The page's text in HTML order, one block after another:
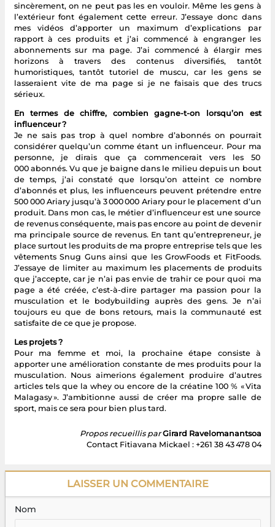
sincèrement, on ne peut pas les en vouloir. Même les gens à
l’extérieur font également cette erreur. J’essaye donc dans
mes vidéos d’apporter un maximum d’explications par
rapport à ces produits et j’ai commencé à engranger les
abonnements sur ma page. J’ai commencé à élargir mes
horizons à travers des contenus diversifiés, tantôt
humoristiques, tantôt tutoriel de muscu, car les gens se
lasseraient vite de ma page si je ne faisais que des trucs
sérieux.
En termes de chiffre, combien gagne-t-on lorsqu’on est
influenceur ?
Je ne sais pas trop à quel nombre d’abonnés on pourrait
considérer quelqu’un comme étant un influenceur. Pour ma
personne, je dirais que ça commencerait vers les 50
000 abonnés. Vu que je baigne dans le milieu depuis un bout
de temps, j’ai constaté que lorsqu’on atteint ce nombre
d’abonnés et plus, les influenceurs peuvent prétendre entre
500 000 Ariary jusqu’à 3 000 000 Ariary pour le placement d’un
produit. Dans mon cas, le métier d’influenceur est une source
de revenus conséquente, mais pas encore au point de devenir
ma principale source de revenus. En tant qu’entrepreneur, je
place surtout les produits de ma propre entreprise tels que les
vêtements Snug Guns ainsi que les GrowFoods et FitFoods.
J’essaye de limiter au maximum les placements de produits
que j’accepte, car je n’ai pas envie de trahir ce pour quoi ma
page a été créée, c’est-à-dire partager ma passion pour la
musculation et le bodybuilding auprès des gens. Je n’ai
toujours eu que de bons retours, mais la communauté est
satisfaite de ce que je propose.
Les projets ?
Pour ma femme et moi, la prochaine étape consiste à
apporter une amélioration constante de mes produits pour la
musculation. Nous aimerions également produire d’autres
articles tels que la whey ou encore de la créatine 100 % « Vita
Malagasy ». J’ambitionne aussi de créer ma propre salle de
sport, mais ce sera pour bien plus tard.
Propos recueillis par Girard Ravelomanantsoa
Contact Fitiavana Mickael : +261 38 43 478 04
LAISSER UN COMMENTAIRE
Nom